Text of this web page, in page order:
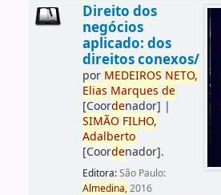
Direito dos
negócios
aplicado: dos
direitos conexos/
por MEDEIROS NETO,
Elias Marques de
[Coordenador] |
SIMÃO FILHO,
Adalberto
[Coordenador].
Editora:São Paulo:
Almedina,2016